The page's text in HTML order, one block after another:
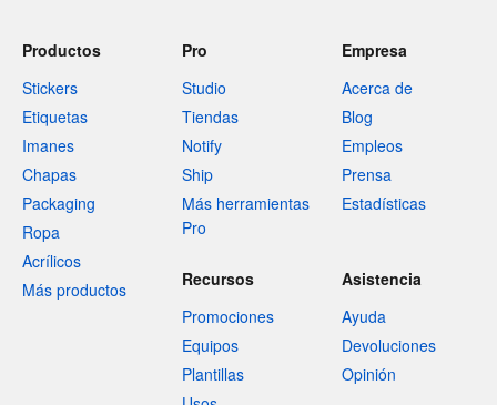
Productos
Stickers
Etiquetas
Imanes
Chapas
Packaging
Ropa
Acrílicos
Más productos
Pro
Studio
Tiendas
Notify
Ship
Más herramientas
Pro
Empresa
Acerca de
Blog
Empleos
Prensa
Estadísticas
Recursos
Promociones
Equipos
Plantillas
Asistencia
Ayuda
Devoluciones
Opinión